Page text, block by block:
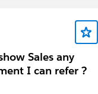
Sales any
I can refer ?